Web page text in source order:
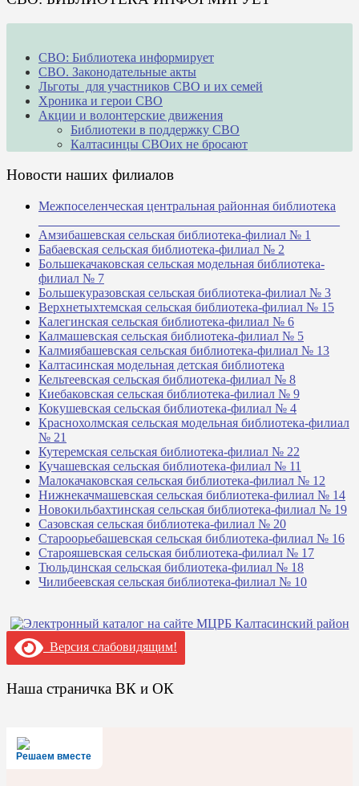
СВО: Библиотека информирует
СВО. Законодательные акты
Льготы для участников СВО и их семей
Хроника и герои СВО
Акции и волонтерские движения
Библиотеки в поддержку СВО
Калтасинцы СВОих не бросают
Новости наших филиалов
Межпоселенческая центральная районная библиотека
Амзибашевская сельская библиотека-филиал № 1
Бабаевская сельская библиотека-филиал № 2
Большекачаковская сельская модельная библиотека-
филиал № 7
Большекуразовская сельская библиотека-филиал № 3
Верхнетыхтемская сельская библиотека-филиал № 15
Калегинская сельская библиотека-филиал № 6
Калмашевская сельская библиотека-филиал № 5
Калмиябашевская сельская библиотека-филиал № 13
Калтасинская модельная детская библиотека
Кельтеевская сельская библиотека-филиал № 8
Киебаковская сельская библиотека-филиал № 9
Кокушевская сельская библиотека-филиал № 4
Краснохолмская сельская модельная библиотека-филиал
№ 21
Кутеремская сельская библиотека-филиал № 22
Кучашевская сельская библиотека-филиал № 11
Малокачаковская сельская библиотека-филиал № 12
Нижнекачмашевская сельская библиотека-филиал № 14
Новокильбахтинская сельская библиотека-филиал № 19
Сазовская сельская библиотека-филиал № 20
Староорьебашевская сельская библиотека-филиал № 16
Старояшевская сельская библиотека-филиал № 17
Тюльдинская сельская библиотека-филиал № 18
Чилибеевская сельская библиотека-филиал № 10
Версия слабовидящим!
Наша страничка ВК и ОК
Решаем вместе